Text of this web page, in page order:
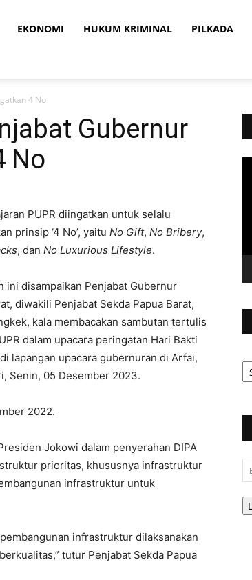
EKONOMI HUKUM KRIMINAL PILKADA
4 No
Gubernur
No
PUPR diingatkan untuk selalu
prinsip ‘4 No’, yaitu No Gift, No Bribery,
, dan No Luxurious Lifestyle.
ini disampaikan Penjabat Gubernur
diwakili Penjabat Sekda Papua Barat,
kala membacakan sambutan tertulis
dalam upacara peringatan Hari Bakti
lapangan upacara gubernuran di Arfai,
Senin, 05 Desember 2023.
2022.
Jokowi dalam penyerahan DIPA
prioritas, khususnya infrastruktur
infrastruktur untuk
infrastruktur dilaksanakan
tutur Penjabat Sekda Papua